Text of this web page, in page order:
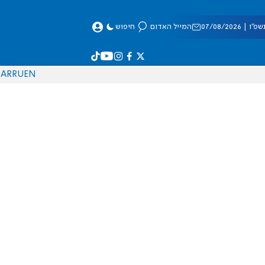
08/2026 המייל האדום חיפוש
EN
RU
AR